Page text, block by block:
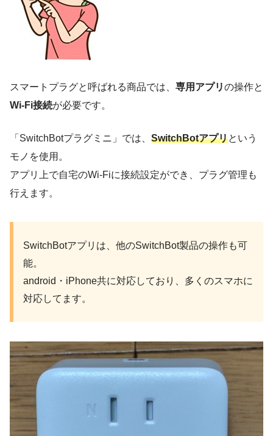
スマートプラグと呼ばれる商品では、 専用アプリの操作と
Wi-Fi接続が必要です。
「SwitchBotプラグミニ」では、 SwitchBotアプリという
モノを使用。
アプリ上で自宅のWi-Fiに接続設定ができ、プラグ管理も
行えます。
SwitchBotアプリは、他のSwitchBot製品の操作も可
能。
android・iPhone共に対応しており、多くのスマホに
対応してます。